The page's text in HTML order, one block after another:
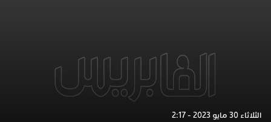
الثلاثاء 30 مايو 2023 - 2:17